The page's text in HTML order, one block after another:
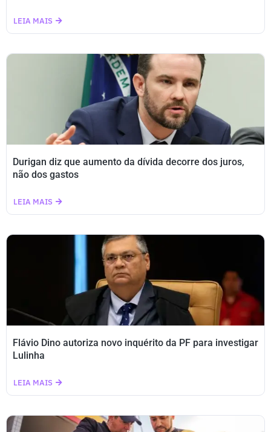
LEIA MAIS
Durigan diz que aumento da dívida decorre dos juros,
não dos gastos
LEIA MAIS
Flávio Dino autoriza novo inquérito da PF para investigar
Lulinha
LEIA MAIS